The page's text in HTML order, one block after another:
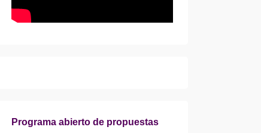
Programa abierto de propuestas